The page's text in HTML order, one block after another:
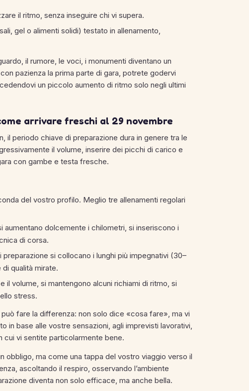
il ritmo, senza inseguire chi vi supera.
gel o alimenti solidi) testato in allenamento,
il rumore, le voci, i monumenti diventano un
pazienza la prima parte di gara, potrete godervi
un piccolo aumento di ritmo solo negli ultimi
arrivare freschi al 29 novembre
il periodo chiave di preparazione dura in genere tra le
il volume, inserire dei picchi di carico e
con gambe e testa fresche.
del vostro profilo. Meglio tre allenamenti regolari
dolcemente i chilometri, si inseriscono i
di corsa.
si collocano i lunghi più impegnativi (30–
qualità mirate.
il volume, si mantengono alcuni richiami di ritmo, si
stress.
fare la differenza: non solo dice «cosa fare», ma vi
in base alle vostre sensazioni, agli imprevisti lavorativi,
cui vi sentite particolarmente bene.
obbligo, ma come una tappa del vostro viaggio verso il
ascoltando il respiro, osservando l’ambiente
diventa non solo efficace, ma anche bella.